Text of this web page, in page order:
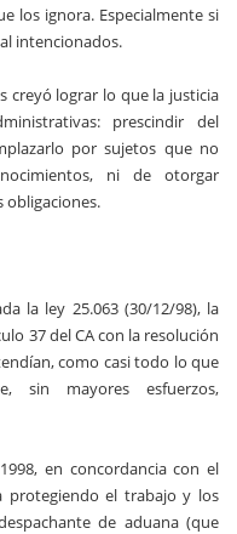
los ignora. Especialmente si
intencionados.
creyó lograr lo que la justicia
prescindir del
por sujetos que no
ni de otorgar
obligaciones.
la ley 25.063 (30/12/98), la
37 del CA con la resolución
como casi todo lo que
sin mayores esfuerzos,
en concordancia con el
protegiendo el trabajo y los
de aduana (que